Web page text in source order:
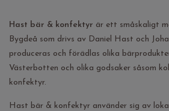
Hast bär & konfektyr är ett småskaligt
Bygdeå som drivs av Daniel Hast och
produceras och förädlas olika
Västerbotten och olika godsaker såsom
konfektyr.
Hast bär & konfektyr använder sig av